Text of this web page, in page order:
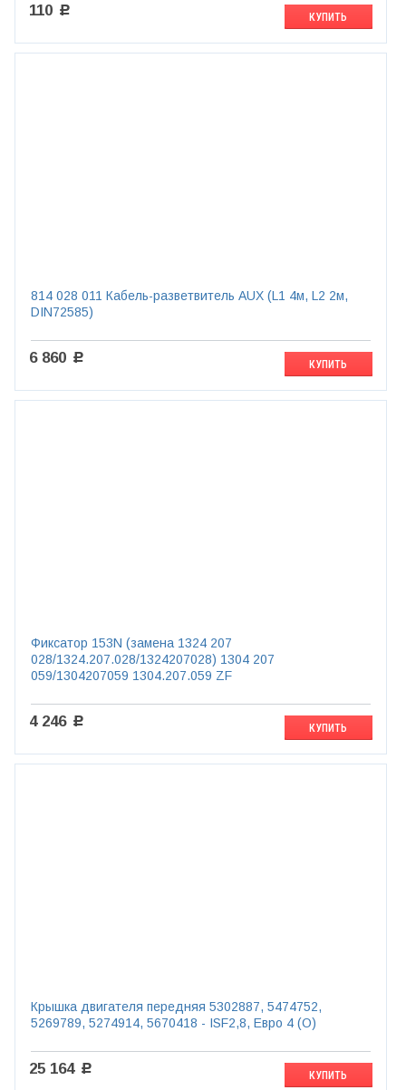
110 c
КУПИТЬ
814 028 011 Кабель-разветвитель AUX (L1 4м, L2 2м,
DIN72585)
6 860 c
КУПИТЬ
Фиксатор 153N (замена 1324 207
028/1324.207.028/1324207028) 1304 207
059/1304207059 1304.207.059 ZF
4 246 c
КУПИТЬ
Крышка двигателя передняя 5302887, 5474752,
5269789, 5274914, 5670418 - ISF2,8, Евро 4 (O)
25 164 c
КУПИТЬ